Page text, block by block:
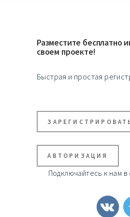
Разместите бесплатно
своем проекте!
Быстрая и простая
АВТОРИЗАЦИЯ
Подключайтесь к нам в